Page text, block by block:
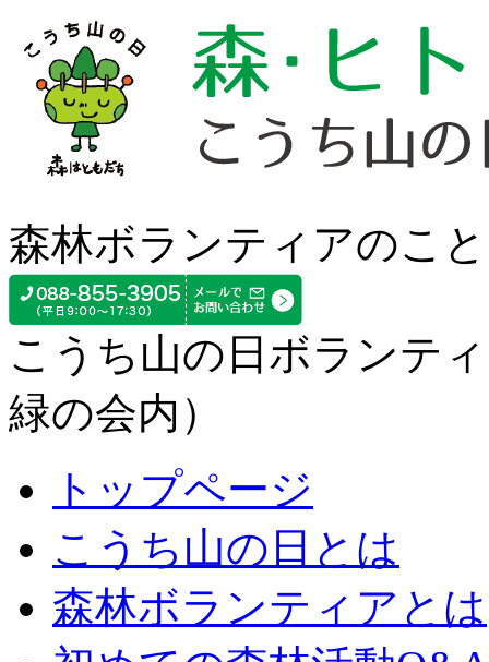
森林ボランティアのこ
こうち山の日ボランテ
緑の会内）
トップページ
こうち山の日とは
森林ボランティアとは